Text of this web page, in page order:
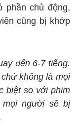
phần chủ động,
cũng bị khớp
đến 6-7 tiếng.
không là mọi
biệt so với phim
người sẽ bị